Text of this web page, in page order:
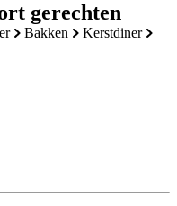
gerechten
bakken kerstdiner